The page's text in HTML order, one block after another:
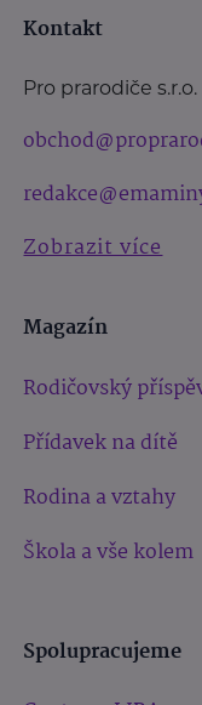
Kontakt
Pro prarodiče s.r.o.
Zobrazit více
Magazín
Rodičovský
Přídavek na dítě
Rodina a vztahy
Škola a vše kolem
Spolupracujeme